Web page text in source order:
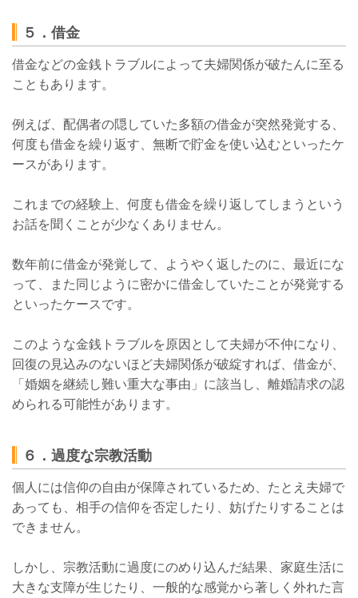
５．借金
借金などの金銭トラブルによって夫婦関係が破たんに至る
こともあります。
例えば、配偶者の隠していた多額の借金が突然発覚する、
何度も借金を繰り返す、無断で貯金を使い込むといったケ
ースがあります。
これまでの経験上、何度も借金を繰り返してしまうという
お話を聞くことが少なくありません。
数年前に借金が発覚して、ようやく返したのに、最近にな
って、また同じように密かに借金していたことが発覚する
といったケースです。
このような金銭トラブルを原因として夫婦が不仲になり、
回復の見込みのないほど夫婦関係が破綻すれば、借金が、
「婚姻を継続し難い重大な事由」に該当し、離婚請求の認
められる可能性があります。
６．過度な宗教活動
個人には信仰の自由が保障されているため、たとえ夫婦で
あっても、相手の信仰を否定したり、妨げたりすることは
できません。
しかし、宗教活動に過度にのめり込んだ結果、家庭生活に
大きな支障が生じたり、一般的な感覚から著しく外れた言